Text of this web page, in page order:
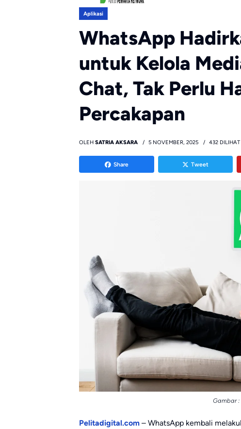
Aplikasi
WhatsApp
untuk Kelola
Chat, Tak Perlu
Percakapan
OLEH SATRIA AKSARA 5 NOVEMBER, 2025 432 DILIHAT
Share Tweet
Gambar :
Pelitadigital.com – WhatsApp kembali